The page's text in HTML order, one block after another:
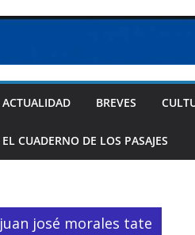
ACTUALIDAD BREVES
EL CUADERNO DE LOS PASAJES
juan josé morales tate